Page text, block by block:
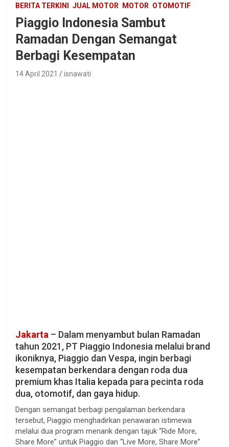
BERITA TERKINI JUAL MOTOR MOTOR OTOMOTIF
Piaggio Indonesia Sambut
Ramadan Dengan Semangat
Berbagi Kesempatan
14 April 2021 isnawati
Jakarta – Dalam menyambut bulan Ramadan
tahun 2021, PT Piaggio Indonesia melalui brand
ikoniknya, Piaggio dan Vespa, ingin berbagi
kesempatan berkendara dengan roda dua
premium khas Italia kepada para pecinta roda
dua, otomotif, dan gaya hidup.
Dengan semangat berbagi pengalaman berkendara
tersebut, Piaggio menghadirkan penawaran istimewa
melalui dua program menarik dengan tajuk “Ride More,
Share More” untuk Piaggio dan “Live More, Share More”